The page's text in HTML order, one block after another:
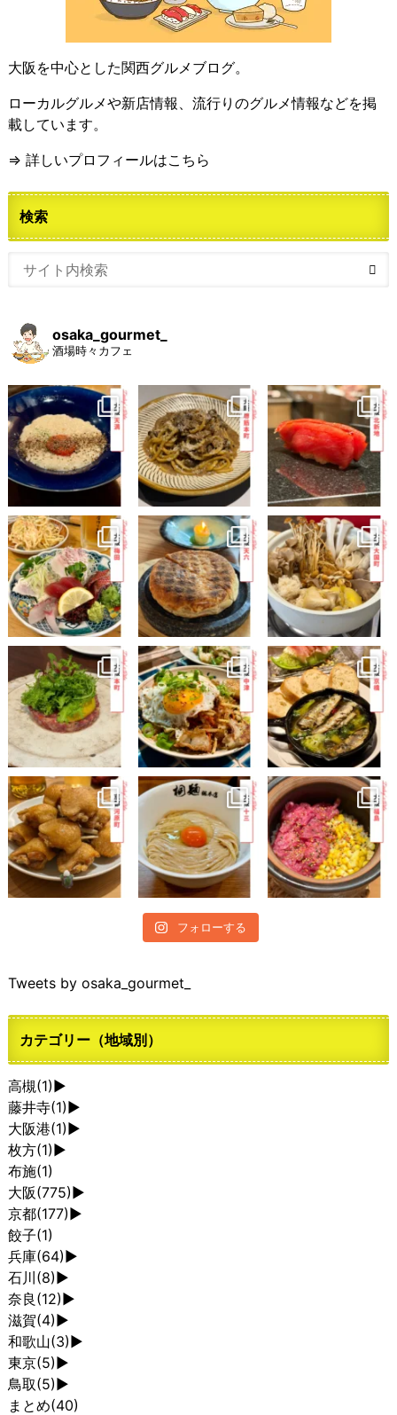
大阪を中心とした関西グルメブログ。
ローカルグルメや新店情報、流行りのグルメ情報などを掲
載しています。
⇒ 詳しいプロフィールはこちら
検索
osaka_gourmet_
酒場時々カフェ
フォローする
Tweets by osaka_gourmet_
カテゴリー（地域別）
高槻(1)►
藤井寺(1)►
大阪港(1)►
枚方(1)►
布施(1)
大阪(775)►
京都(177)►
餃子(1)
兵庫(64)►
石川(8)►
奈良 (12)►
滋賀(4)►
和歌山(3)►
東京(5)►
鳥取(5)►
まとめ(40)